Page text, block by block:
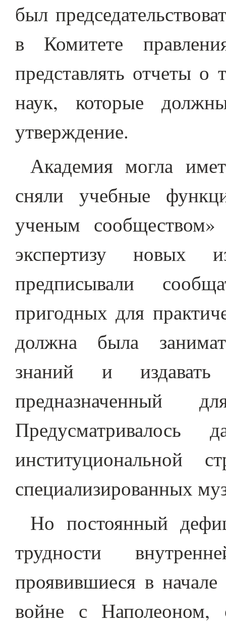
был
в Комитете
представлять отчеты о
наук, которые
утверждение.
Академия могла
сняли учебные
ученым
экспертизу новых
предписывали
пригодных для
должна была
знаний и издавать
предназначенный
Предусматривалось
институциональной
специализированных
Но постоянный
трудности
проявившиеся в
войне с Наполеоном,